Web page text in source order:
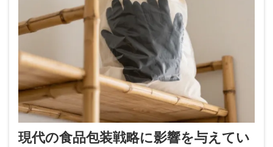
現代の食品包装戦略に影響を与えてい